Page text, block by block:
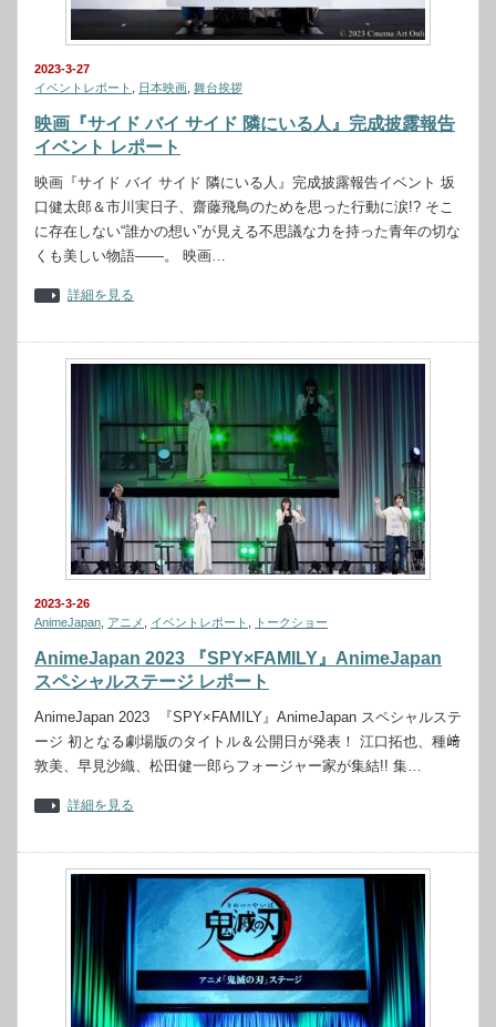
2023-3-27
イベントレポート
日本映画 舞台挨拶
映画『サイド バイ サイド 隣にいる人』完成披露報告
イベント レポート
映画『サイド バイ サイド 隣にいる人』完成披露報告イベント 坂
口健太郎＆市川実日子、齋藤飛鳥のためを思った行動に涙!? そこ
に存在しない“誰かの想い”が見える不思議な力を持った青年の切な
くも美しい物語――。 映画…
詳細を見る
2023-3-26
AnimeJapan アニメ イベントレポート トークショー
AnimeJapan 2023 『SPY×FAMILY』AnimeJapan
スペシャルステージ レポート
AnimeJapan 2023 『SPY×FAMILY』AnimeJapan スペシャルステ
ージ 初となる劇場版のタイトル＆公開日が発表！ 江口拓也、種﨑
敦美、早見沙織、松田健一郎らフォージャー家が集結!! 集…
詳細を見る